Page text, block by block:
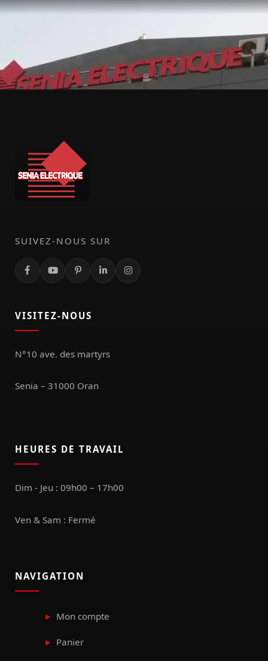
SUIVEZ-NOUS SUR
VISITEZ-NOUS
N°10 ave. des martyrs
Senia – 31000 Oran
HEURES DE TRAVAIL
Dim - Jeu : 09h00 – 17h00
Ven & Sam : Fermé
NAVIGATION
Mon compte
Panier